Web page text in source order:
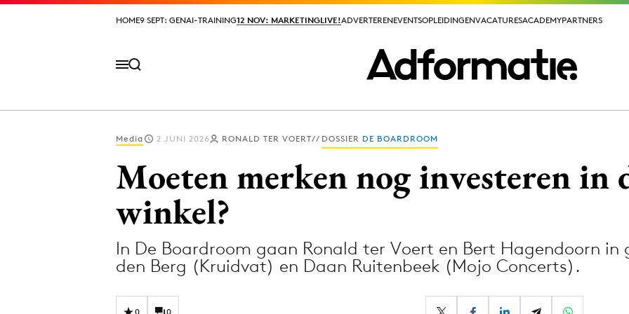
HOME9 SEPT: GENAI-TRAINING12 NOV: MARKETINGLIVE!ADVERTERENEVENTSOPLEIDINGENVACATURESACADEMYPARTNERS
HOME9 SEPT: GENAI-TRAINING12 NOV: MARKETINGLIVE!ADVERTERENEVENTSOPLEIDINGENVACATURESACADEMYPARTNERS
Volg het laatste nieuws via de Adformatie Nieuws app
Design
Digital transformation
Media
Merkstrategie
PR
Media 2 JUNI 2026 RONALD TER VOERT DOSSIER DE BOARDROOM
Moeten merken nog investeren in
winkel?
In De Boardroom gaan Ronald ter Voert en Bert Hagendoorn in
den Berg (Kruidvat) en Daan Ruitenbeek (Mojo Concerts).
0 0